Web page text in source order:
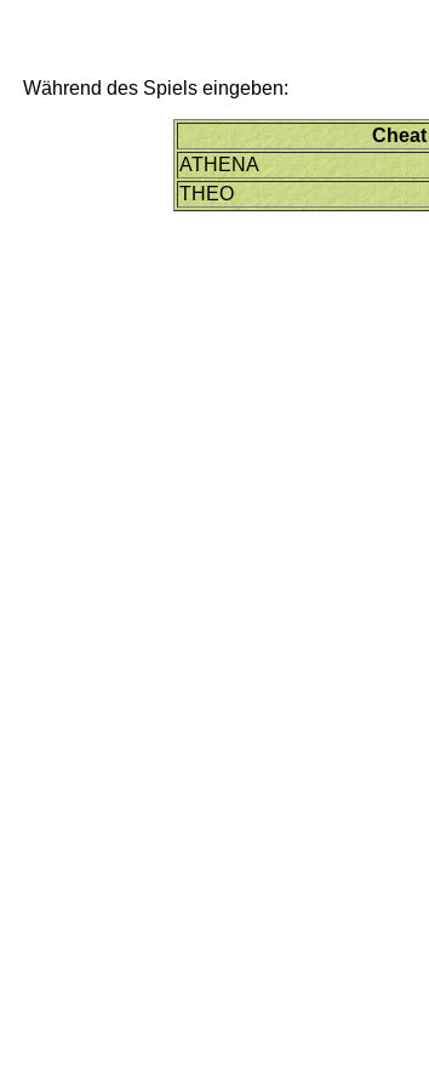
Während des Spiels eingeben:
Cheat
ATHENA
THEO